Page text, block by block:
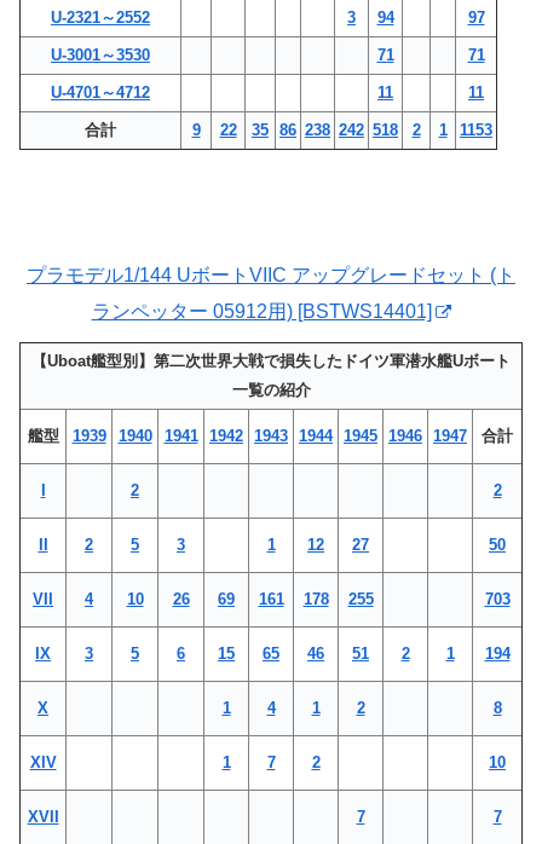
U-2321～2552 3 94 97
U-3001～3530 71 71
U-4701～4712 11 11
合計 9 22 35 86 238 242 518 2 1 1153
プラモデル1/144 UボートVIIC アップグレードセット (ト
ランペッター 05912用) [BSTWS14401]
【Uboat艦型別】第二次世界大戦で損失したドイツ軍潜水艦Uボート
一覧の紹介
艦型 1939 1940 1941 1942 1943 1944 1945 1946 1947 合計
I 2 2
II 2 5 3 1 12 27 50
VII 4 10 26 69 161 178 255 703
IX 3 5 6 15 65 46 51 2 1 194
X 1 4 1 2 8
XIV 1 7 2 10
XVII 7 7